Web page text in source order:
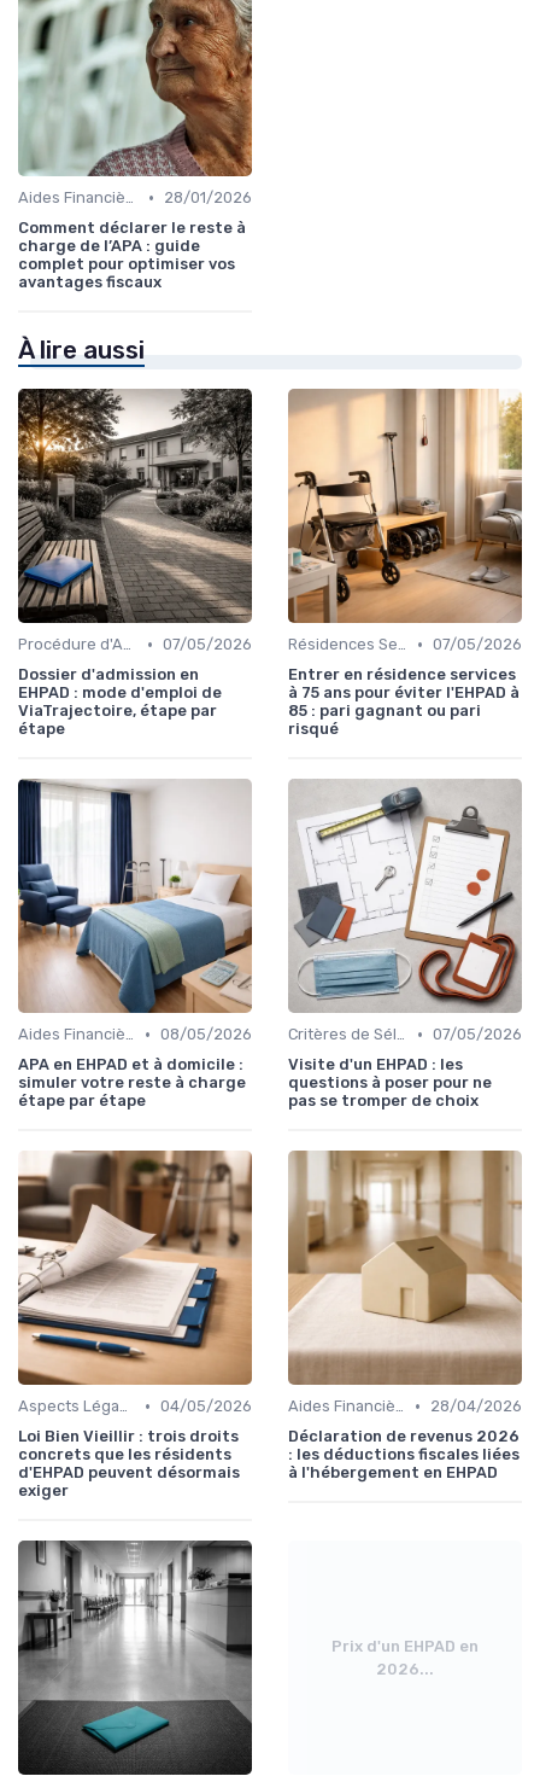
Aides Financières et Subventions •
28/01/2026
Comment déclarer le reste à
charge de l’APA : guide
complet pour optimiser vos
avantages fiscaux
À lire aussi
Procédure d'Admission • 07/05/2026
Dossier d'admission en
EHPAD : mode d'emploi de
ViaTrajectoire, étape par
étape
Résidences Services Seniors • 07/05/2026
Entrer en résidence services
à 75 ans pour éviter l'EHPAD à
85 : pari gagnant ou pari
risqué
Aides Financières et Subventions • 08/05/2026
APA en EHPAD et à domicile :
simuler votre reste à charge
étape par étape
Critères de Sélection • 07/05/2026
Visite d'un EHPAD : les
questions à poser pour ne
pas se tromper de choix
Aspects Légaux et Administratifs • 04/05/2026
Loi Bien Vieillir : trois droits
concrets que les résidents
d'EHPAD peuvent désormais
exiger
Aides Financières et Subventions •
28/04/2026
Déclaration de revenus 2026
: les déductions fiscales liées
à l'hébergement en EHPAD
Prix d'un EHPAD en
2026...